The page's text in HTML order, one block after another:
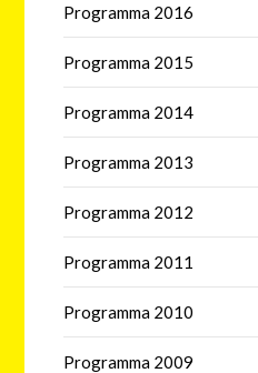
Programma 2016
Programma 2015
Programma 2014
Programma 2013
Programma 2012
Programma 2011
Programma 2010
Programma 2009